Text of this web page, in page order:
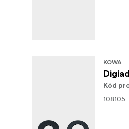
KOWA
Kód
108105